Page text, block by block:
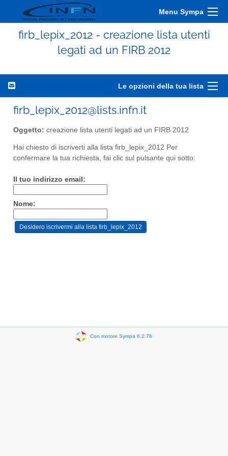
Menu Sympa
firb_lepix_2012 - creazione lista utenti
legati ad un FIRB 2012
Le opzioni della tua lista
firb_lepix_2012@lists.infn.it
Oggetto: creazione lista utenti legati ad un FIRB 2012
Hai chiesto di iscriverti alla lista firb_lepix_2012 Per
confermare la tua richiesta, fai clic sul pulsante qui sotto:
Il tuo indirizzo email:
Nome:
Con motore Sympa 6.2.76